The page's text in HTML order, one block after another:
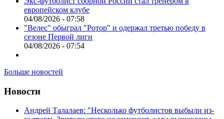
европейском клубе
04/08/2026 - 07:58
"Велес" обыграл "Ротор" и одержал третью победу в
сезоне Первой лиги
04/08/2026 - 07:54
Больше новостей
Новости
Андрей Талалаев: "Несколько футболистов выбыли из-